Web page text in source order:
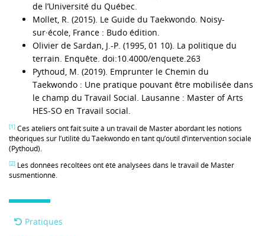
de l’Université du Québec.
Mollet, R. (2015). Le Guide du Taekwondo. Noisy-
sur·école, France : Budo édition.
Olivier de Sardan, J.-P. (1995, 01 10). La politique du
terrain. Enquête. doi:10.4000/enquete.263
Pythoud, M. (2019). Emprunter le Chemin du
Taekwondo : Une pratique pouvant être mobilisée dans
le champ du Travail Social. Lausanne : Master of Arts
HES-SO en Travail social.
[1] Ces ateliers ont fait suite à un travail de Master abordant les notions
théoriques sur l’utilité du Taekwondo en tant qu’outil d’intervention sociale
(Pythoud).
[2] Les données récoltées ont été analysées dans le travail de Master
susmentionné.
Pratiques